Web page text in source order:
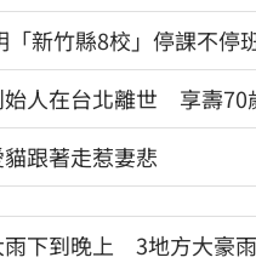
「新竹縣8校」停課不停
始人在台北離世 享壽70
跟著走惹妻悲
雨下到晚上 3地方大豪雨